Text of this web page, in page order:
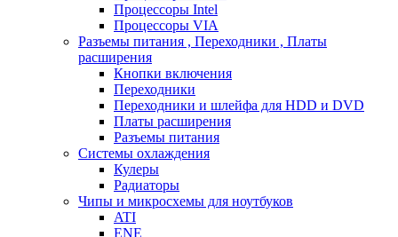
Процессоры Intel
Процессоры VIA
Разъемы питания , Переходники , Платы
расширения
Кнопки включения
Переходники
Переходники и шлейфа для HDD и DVD
Платы расширения
Разъемы питания
Системы охлаждения
Кулеры
Радиаторы
Чипы и микросхемы для ноутбуков
ATI
ENE